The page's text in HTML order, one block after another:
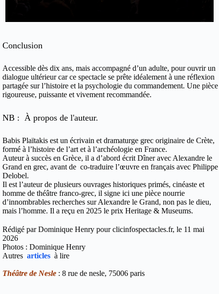
Conclusion
Accessible dès dix ans, mais accompagné d’un adulte, pour ouvrir un
dialogue ultérieur carce spectacle se prête idéalement à une réflexion
partagée sur l’histoire et la psychologie du commandement. Une pièce
rigoureuse, puissante et vivement recommandée.
NB : À propos de l'auteur.
Babis Plaïtakis est un écrivain et dramaturge grec originaire de Crète,
formé à l’histoire de l’art et à l’archéologie en France.
Auteur à succès en Grèce, il a d’abord écrit Dîner avec Alexandre le
Grand en grec, avant de co-traduire l’œuvre en français avec Philippe
Delobel.
Il est l’auteur de plusieurs ouvrages historiques primés, cinéaste et
homme de théâtre franco-grec, il signe ici une pièce nourrie
d’innombrables recherches sur Alexandre le Grand, non pas le dieu,
mais l’homme. Il a reçu en 2025 le prix Heritage & Museums.
Rédigé par Dominique Henry pour clicinfospectacles.fr, le 11 mai
2026
Photos : Dominique Henry
Autres articles à lire
Théâtre de Nesle : 8 rue de nesle, 75006 paris